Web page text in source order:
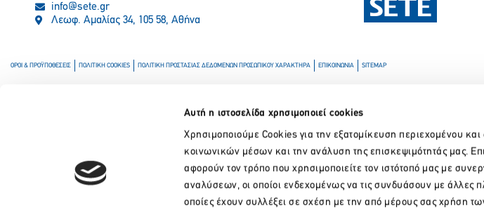
Αυτή η ιστοσελίδα χρησιμοποιεί cookies
Χρησιμοποιούμε Cookies για την εξατομίκευση περιεχομένου
κοινωνικών μέσων και την ανάλυση της επισκεψιμότητάς μας.
αφορούν τον τρόπο που χρησιμοποιείτε τον ιστότοπό μας με
αναλύσεων, οι οποίοι ενδεχομένως να τις συνδυάσουν με άλλες
οποίες έχουν συλλέξει σε σχέση με την από μέρους σας χρήση
info@sete.gr
Λεωφ. Αμαλίας 34, 105 58, Αθήνα
ΟΡΟΙ & ΠΡΟΫΠΟΘΕΣΕΙΣ ΠΟΛΙΤΙΚΗ COOKIES ΠΟΛΙΤΙΚΗ ΠΡΟΣΤΑΣΙΑΣ ΔΕΔΟΜΕΝΩΝ ΠΡΟΣΩΠΙΚΟΥ ΧΑΡΑΚΤΗΡΑ ΕΠΙΚΟΙΝΩΝΙΑ SITEMAP